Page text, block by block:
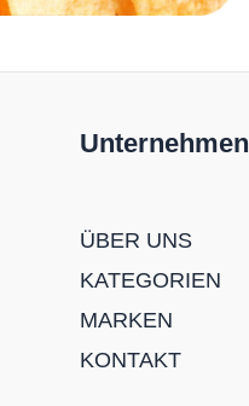
Unternehmen
ÜBER UNS
KATEGORIEN
MARKEN
KONTAKT